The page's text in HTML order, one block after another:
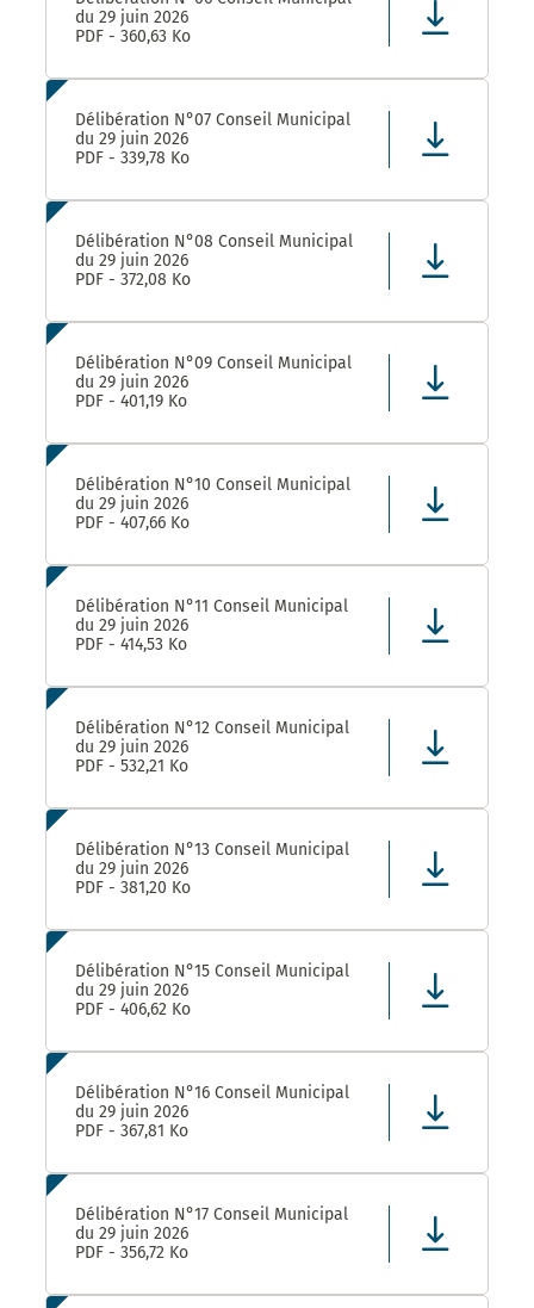
du 29 juin 2026
PDF - 360,63 Ko
Délibération N°07 Conseil Municipal
du 29 juin 2026
PDF - 339,78 Ko
Délibération N°08 Conseil Municipal
du 29 juin 2026
PDF - 372,08 Ko
Délibération N°09 Conseil Municipal
du 29 juin 2026
PDF - 401,19 Ko
Délibération N°10 Conseil Municipal
du 29 juin 2026
PDF - 407,66 Ko
Délibération N°11 Conseil Municipal
du 29 juin 2026
PDF - 414,53 Ko
Délibération N°12 Conseil Municipal
du 29 juin 2026
PDF - 532,21 Ko
Délibération N°13 Conseil Municipal
du 29 juin 2026
PDF - 381,20 Ko
Délibération N°15 Conseil Municipal
du 29 juin 2026
PDF - 406,62 Ko
Délibération N°16 Conseil Municipal
du 29 juin 2026
PDF - 367,81 Ko
Délibération N°17 Conseil Municipal
du 29 juin 2026
PDF - 356,72 Ko